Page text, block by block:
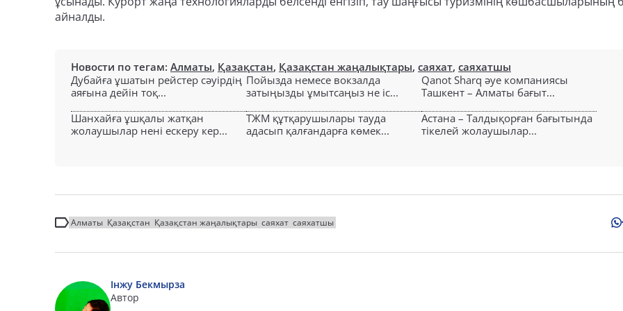
айналды.
Новости по тегам: Алматы, Қазақстан, Қазақстан жаңалықтары, саяхат, саяхатшы
Дубайға ұшатын рейстер сәуірдің
аяғына дейін тоқ...
Пойызда немесе вокзалда
затыңызды ұмытсаңыз не іс...
Qanot Sharq әуе компаниясы
Ташкент – Алматы бағыт...
Шанхайға ұшқалы жатқан
жолаушылар нені ескеру кер...
ТЖМ құтқарушылары тауда
адасып қалғандарға көмек...
Астана – Талдықорған бағытында
тікелей жолаушылар...
Алматы Қазақстан Қазақстан жаңалықтары саяхат саяхатшы
Інжу Бекмырза
Автор